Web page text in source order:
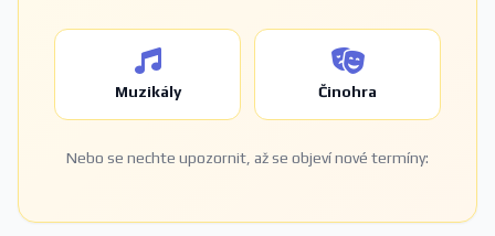
Muzikály Činohra
Nebo se nechte upozornit, až se objeví nové termíny: